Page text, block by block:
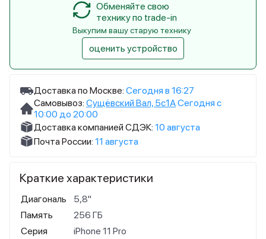
Доставка по Москве: Сегодня в 16:27
Самовывоз: Сущёвский Вал, 5с1АСегодня с
10:00 до 20:00
Доставка компанией СДЭК: 10 августа
Почта России: 11 августа
Краткие характеристики
Диагональ
5,8"
Память
256 ГБ
Серия
iPhone 11 Pro
Обменяйте свою
технику по trade-in
Выкупим вашу старую технику
оценить устройство